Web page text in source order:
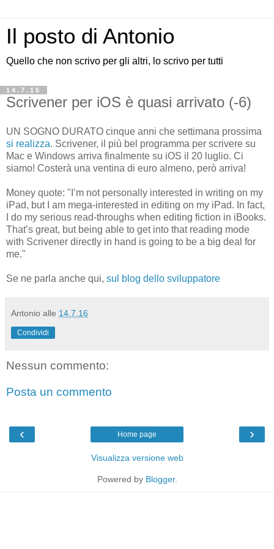
Il posto di Antonio
Quello che non scrivo per gli altri, lo scrivo per tutti
14.7.16
Scrivener per iOS è quasi arrivato (-6)
UN SOGNO DURATO cinque anni che settimana prossima
si realizza. Scrivener, il più bel programma per scrivere su
Mac e Windows arriva finalmente su iOS il 20 luglio. Ci
siamo! Costerà una ventina di euro almeno, però arriva!
Money quote: "I’m not personally interested in writing on my
iPad, but I am mega-interested in editing on my iPad. In fact,
I do my serious read-throughs when editing fiction in iBooks.
That’s great, but being able to get into that reading mode
with Scrivener directly in hand is going to be a big deal for
me."
Se ne parla anche qui, sul blog dello sviluppatore
Antonio alle 14.7.16
Condividi
Nessun commento:
Posta un commento
‹ ›
Home page
Visualizza versione web
Powered by Blogger.